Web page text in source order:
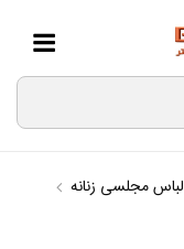
لباس مجلسی زنانه